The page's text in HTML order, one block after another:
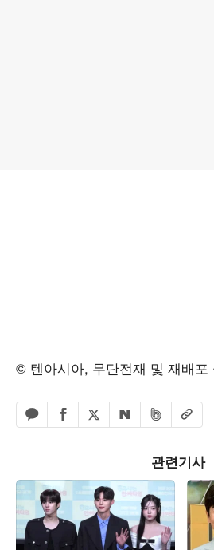
© 텐아시아, 무단전재 및 재배포
카카오톡 공유하기
페이스북 공유하기
엑스 공유하기
네이버 공유하기
밴드 공유하
URL복
관련기사